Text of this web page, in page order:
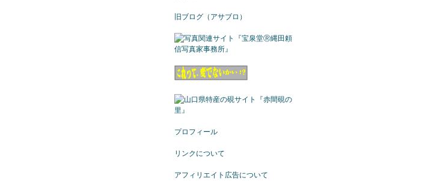
旧ブログ（アサブロ）
プロフィール
リンクについて
アフィリエイト広告について